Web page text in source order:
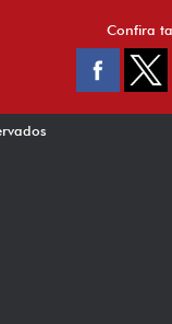
Confira